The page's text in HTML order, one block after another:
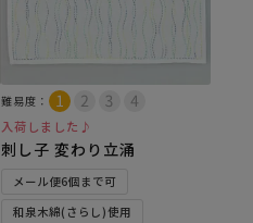
難易度：
入荷しました♪
刺し子 変わり立涌
メール便6個まで可
和泉木綿(さらし)使用